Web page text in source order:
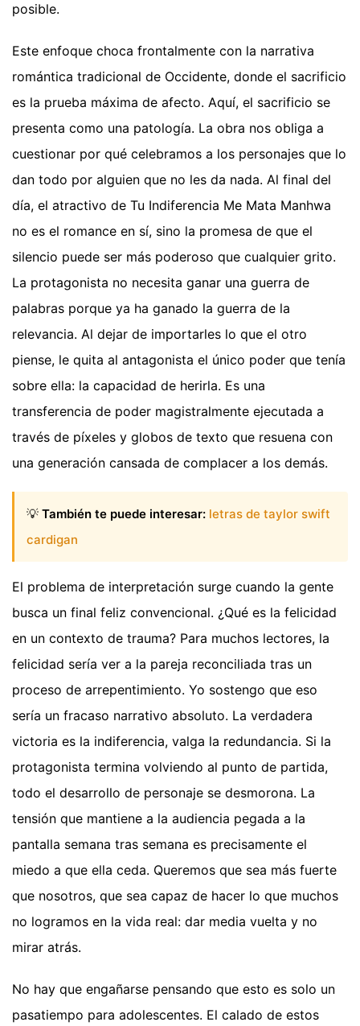
posible.
Este enfoque choca frontalmente con la narrativa
romántica tradicional de Occidente, donde el sacrificio
es la prueba máxima de afecto. Aquí, el sacrificio se
presenta como una patología. La obra nos obliga a
cuestionar por qué celebramos a los personajes que lo
dan todo por alguien que no les da nada. Al final del
día, el atractivo de Tu Indiferencia Me Mata Manhwa
no es el romance en sí, sino la promesa de que el
silencio puede ser más poderoso que cualquier grito.
La protagonista no necesita ganar una guerra de
palabras porque ya ha ganado la guerra de la
relevancia. Al dejar de importarles lo que el otro
piense, le quita al antagonista el único poder que tenía
sobre ella: la capacidad de herirla. Es una
transferencia de poder magistralmente ejecutada a
través de píxeles y globos de texto que resuena con
una generación cansada de complacer a los demás.
💡 También te puede interesar: letras de taylor swift
cardigan
El problema de interpretación surge cuando la gente
busca un final feliz convencional. ¿Qué es la felicidad
en un contexto de trauma? Para muchos lectores, la
felicidad sería ver a la pareja reconciliada tras un
proceso de arrepentimiento. Yo sostengo que eso
sería un fracaso narrativo absoluto. La verdadera
victoria es la indiferencia, valga la redundancia. Si la
protagonista termina volviendo al punto de partida,
todo el desarrollo de personaje se desmorona. La
tensión que mantiene a la audiencia pegada a la
pantalla semana tras semana es precisamente el
miedo a que ella ceda. Queremos que sea más fuerte
que nosotros, que sea capaz de hacer lo que muchos
no logramos en la vida real: dar media vuelta y no
mirar atrás.
No hay que engañarse pensando que esto es solo un
pasatiempo para adolescentes. El calado de estos